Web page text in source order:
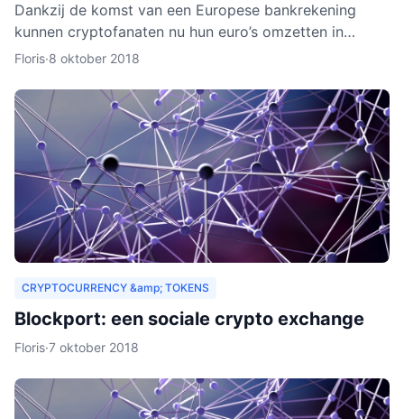
Dankzij de komst van een Europese bankrekening
kunnen cryptofanaten nu hun euro’s omzetten in
cryptogeld. Hiervoor hoeft alleen geld gestort te
Floris·8 oktober 2018
CRYPTOCURRENCY &amp; TOKENS
Blockport: een sociale crypto exchange
Floris·7 oktober 2018